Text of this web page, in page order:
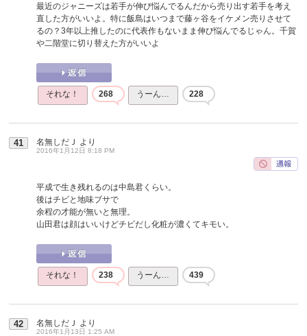
最近のジャニーズは若手が伸び悩んでるんだから売り出す若手を考え
直した方がいいよ。特に飯島はいつまで藤ヶ谷をイケメン売りさせて
るの？3年以上推したのに代表作もないまま伸び悩んでるじゃん。千賀
や二階堂に切り替えた方がいいよ
それな！ 268 うーん… 228
41 名無しだＪ より
2016年1月12日 8:18 PM
平成で生き残れるのは中島君くらい。
後はチビと地味ブサで
余程の才能が無いと無理。
山田君は顔はいいけどチビだし化粧が濃くてキモい。
それな！ 238 うーん… 439
42 名無しだＪ より
2016年1月13日 1:25 AM